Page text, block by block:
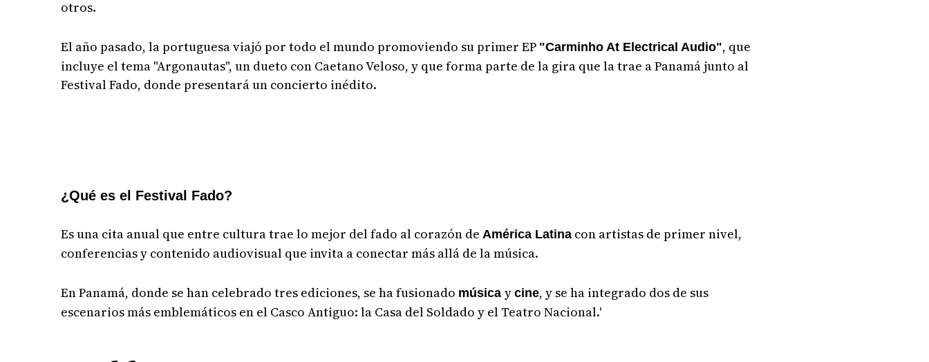
otros.
El año pasado, la portuguesa viajó por todo el mundo promoviendo su primer EP "Carminho At Electrical Audio", que
incluye el tema "Argonautas", un dueto con Caetano Veloso, y que forma parte de la gira que la trae a Panamá junto al
Festival Fado, donde presentará un concierto inédito.
¿Qué es el Festival Fado?
Es una cita anual que entre cultura trae lo mejor del fado al corazón deAmérica Latina con artistas de primer nivel,
conferencias y contenido audiovisual que invita a conectar más allá de la música.
En Panamá, donde se han celebrado tres ediciones, se ha fusionado músicaycine, y se ha integrado dos de sus
escenarios más emblemáticos en el Casco Antiguo: la Casa del Soldado y el Teatro Nacional.'